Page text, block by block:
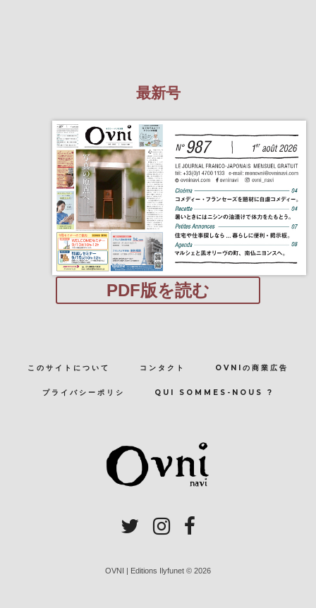
最新号
PDF版を読む
このサイトについて コンタクト OVNIの商業広告
プライバシーポリシ QUI SOMMES-NOUS ?
OVNI | Editions Ilyfunet © 2026